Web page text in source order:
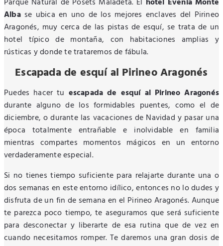
Parque Natural de Posets Maladeta. El hotel Evenia Monte
Albase ubica en uno de los mejores enclaves del Pirineo
Aragonés, muy cerca de las pistas de esquí, se trata de un
hotel típico de montaña, con habitaciones amplias y
rústicas y donde te trataremos de fábula.
Escapada de esquí al Pirineo Aragonés
Puedes hacer tu escapada de esquí al Pirineo Aragonés
durante alguno de los formidables puentes, como el de
diciembre, o durante las vacaciones de Navidad y pasar una
época totalmente entrañable e inolvidable en familia
mientras compartes momentos mágicos en un entorno
verdaderamente especial.
Si no tienes tiempo suficiente para relajarte durante una o
dos semanas en este entorno idílico, entonces no lo dudes y
disfruta de un fin de semana en el Pirineo Aragonés. Aunque
te parezca poco tiempo, te aseguramos que será suficiente
para desconectar y liberarte de esa rutina que de vez en
cuando necesitamos romper. Te daremos una gran dosis de